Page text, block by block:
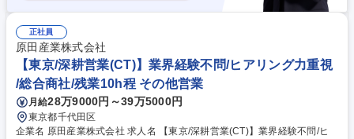
正社員
原田産業株式会社
【東京/深耕営業(CT)】業界経験不問/ヒアリング力重視
/総合商社/残業10h程 その他営業
月給28万9000円～39万5000円
東京都千代田区
企業名 原田産業株式会社 求人名 【東京/深耕営業(CT)】業界経験不問/ヒ